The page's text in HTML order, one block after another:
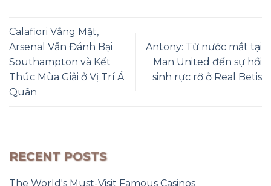
Calafiori Vắng Mặt,
Arsenal Vẫn Đánh Bại
Southampton và Kết
Thúc Mùa Giải ở Vị Trí Á
Quân
Antony: Từ nước mắt tại
Man United đến sự hồi
sinh rực rỡ ở Real Betis
RECENT POSTS
The World's Must-Visit Famous Casinos